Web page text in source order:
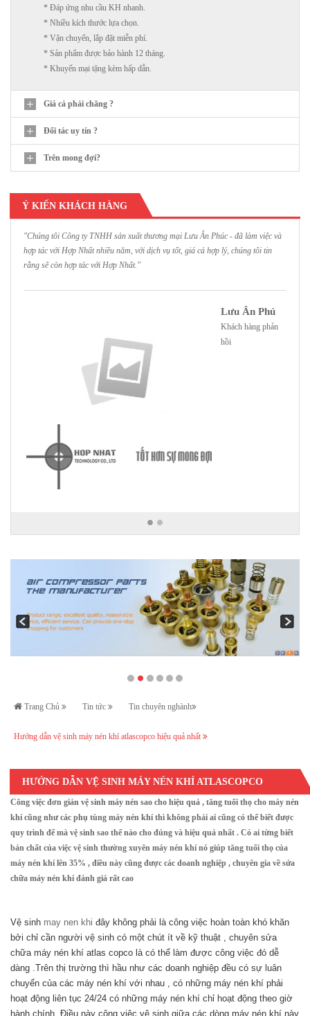
* Đáp ứng nhu cầu KH nhanh.
* Nhiều kích thước lựa chọn.
* Vận chuyển, lắp đặt miễn phí.
* Sản phẩm được bảo hành 12 tháng.
* Khuyến mại tặng kèm hấp dẫn.
Giá cả phải chăng ?
Đối tác uy tín ?
Trên mong đợi?
Ý KIẾN KHÁCH HÀNG
"Chúng tôi Công ty TNHH sản xuất thương mại Lưu Ân Phúc - đã làm việc và
hợp tác với Hợp Nhất nhiều năm, với dịch vụ tốt, giá cả hợp lý, chúng tôi tin
rằng sẽ còn hợp tác với Hợp Nhất."
Lưu Ân Phú
Khách hàng phản
hồi
Trang Chủ Tin tức Tin chuyên nghành
Hướng dẫn vệ sinh máy nén khí atlascopco hiệu quả nhất
HƯỚNG DẪN VỆ SINH MÁY NÉN KHÍ ATLASCOPCO
HIỆU QUẢ NHẤT
Công việc đơn giản vệ sinh máy nén sao cho hiệu quả , tăng tuổi thọ cho máy nén
khí cũng như các phụ tùng máy nén khí thì không phải ai cũng có thể biết được
quy trình để mà vệ sinh sao thế nào cho đúng và hiệu quả nhất . Có ai từng biết
bản chất của việc vệ sinh thường xuyên máy nén khí nó giúp tăng tuổi thọ của
máy nén khí lên 35% , điều này cũng được các doanh nghiệp , chuyên gia về sửa
chữa máy nén khí đánh giá rất cao
Vệ sinh may nen khi đây không phải là công việc hoàn toàn khó khăn
bởi chỉ cần người vệ sinh có một chút ít về kỹ thuật , chuyên sửa
chữa máy nén khí atlas copco là có thể làm được công việc đó dễ
dàng .Trên thị trường thì hầu như các doanh nghiệp đều có sự luân
chuyển của các máy nén khí với nhau , có những máy nén khí phải
hoạt động liên tục 24/24 có những máy nén khí chỉ hoạt động theo giờ
hành chính .Điều này công việc vệ sinh giữa các dòng máy nén khí này